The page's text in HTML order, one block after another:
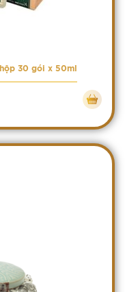
30 gói x 50ml